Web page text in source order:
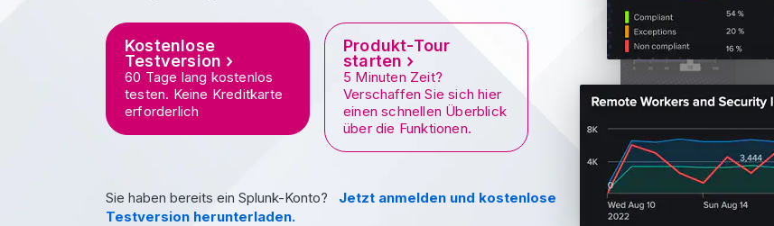
Kostenlose
Testversion
60 Tage lang kostenlos
testen. Keine Kreditkarte
erforderlich
Produkt-Tour
starten
5 Minuten Zeit?
Verschaffen Sie sich hier
einen schnellen Überblick
über die Funktionen.
Sie haben bereits ein Splunk-Konto? Jetzt anmelden und kostenlose
Testversion herunterladen.